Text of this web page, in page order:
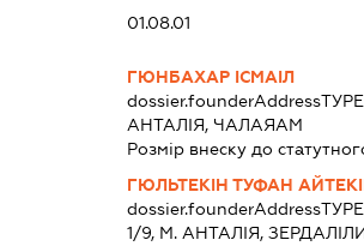
01.08.01
ГЮНБАХАР ІСМАІЛ
dossier.founderAddress
АНТАЛІЯ, ЧАЛАЯАМ
Розмір внеску до
ГЮЛЬТЕКІН ТУФАН
dossier.founderAddress
1/9, М. АНТАЛІЯ,